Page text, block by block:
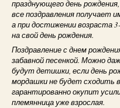
празднующего день
все поздравления получает
а при достижении возраста
на свой день рождения.
Поздравление с днем
забавной песенкой. Можно
будут детишки, если день
мордашки не будет сходить
гарантированно окупит
племянница уже взрослая.